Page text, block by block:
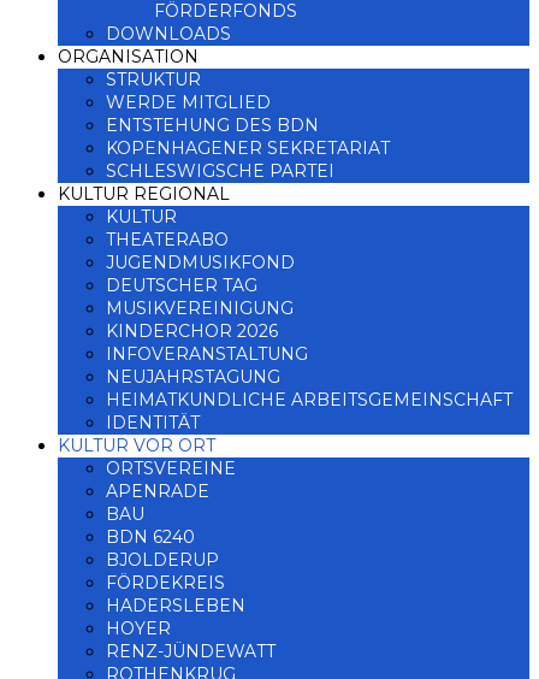
FÖRDERFONDS
DOWNLOADS
ORGANISATION
STRUKTUR
WERDE MITGLIED
ENTSTEHUNG DES BDN
KOPENHAGENER SEKRETARIAT
SCHLESWIGSCHE PARTEI
KULTUR REGIONAL
KULTUR
THEATERABO
JUGENDMUSIKFOND
DEUTSCHER TAG
MUSIKVEREINIGUNG
KINDERCHOR 2026
INFOVERANSTALTUNG
NEUJAHRSTAGUNG
HEIMATKUNDLICHE ARBEITSGEMEINSCHAFT
IDENTITÄT
KULTUR VOR ORT
ORTSVEREINE
APENRADE
BAU
BDN 6240
BJOLDERUP
FÖRDEKREIS
HADERSLEBEN
HOYER
RENZ-JÜNDEWATT
ROTHENKRUG